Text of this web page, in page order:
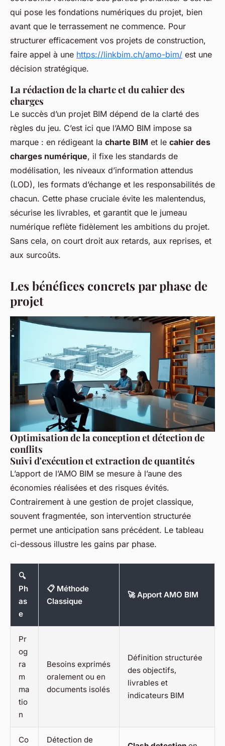
qui pose les fondations numériques du projet, bien
avant que le terrassement ne commence. Pour
structurer efficacement vos projets de construction,
faire appel à une https://linkbim.ch/amo-bim/ est une
décision stratégique.
La rédaction de la charte et du cahier des
charges
Le succès d’un projet BIM dépend de la clarté des
règles du jeu. C’est ici que l’AMO BIM impose sa
marque : en rédigeant la charte BIM et le cahier des
charges numérique, il fixe les standards de
modélisation, les niveaux d’information attendus
(LOD), les formats d’échange et les responsabilités de
chacun. Cette phase cruciale évite les malentendus,
sécurise les livrables, et garantit que le jumeau
numérique reflète fidèlement les ambitions du projet.
Sans cela, on court droit aux retards, aux reprises, et
aux surcoûts.
Les bénéfices concrets par phase de
projet
Optimisation de la conception et détection de
conflits
Suivi d'exécution et extraction de quantités
L’apport de l’AMO BIM se mesure à l’aune des
économies réalisées et des risques évités.
Contrairement à une gestion de projet classique,
souvent fragmentée, son intervention structurée
permet une anticipation sans précédent. Le tableau
ci-dessous illustre les gains par phase.
🔍
Ph
as
e
📋 Méthode
Classique
🚀 Apport AMO BIM
Pr
og
ra
m
ma
tio
n
Besoins exprimés
oralement ou en
documents isolés
Définition structurée
des objectifs,
livrables et
indicateurs BIM
Co Détection de